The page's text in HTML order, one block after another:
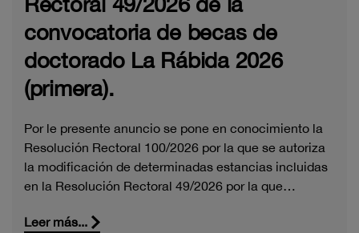
convocatoria de becas de
doctorado La Rábida 2026
(primera).
Por le presente anuncio se pone en conocimiento la
Resolución Rectoral 100/2026 por la que se autoriza
la modificación de determinadas estancias incluidas
en la Resolución Rectoral 49/2026 por la que…
Leer más...